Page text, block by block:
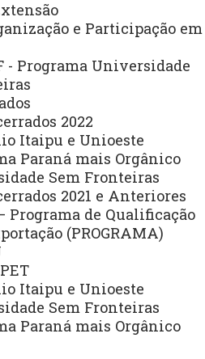
e Participação em
- Programa Universidade
2022
Itaipu e Unioeste
Paraná mais Orgânico
Sem Fronteiras
2021 e Anteriores
Programa de Qualificação
(PROGRAMA)
Itaipu e Unioeste
Sem Fronteiras
Paraná mais Orgânico
Inovação da Unioeste
e Processos Seletivos
a Distância
Experimentais
da Informação